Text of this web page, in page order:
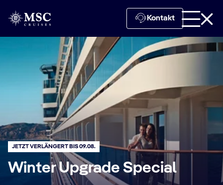
Kontakt
JETZT VERLÄNGERT BIS 09.08.
Winter Upgrade Special